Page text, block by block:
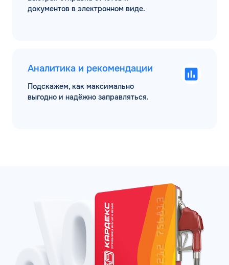
документов в электронном виде.
Аналитика и рекомендации
Подскажем, как максимально
выгодно и надёжно заправляться.